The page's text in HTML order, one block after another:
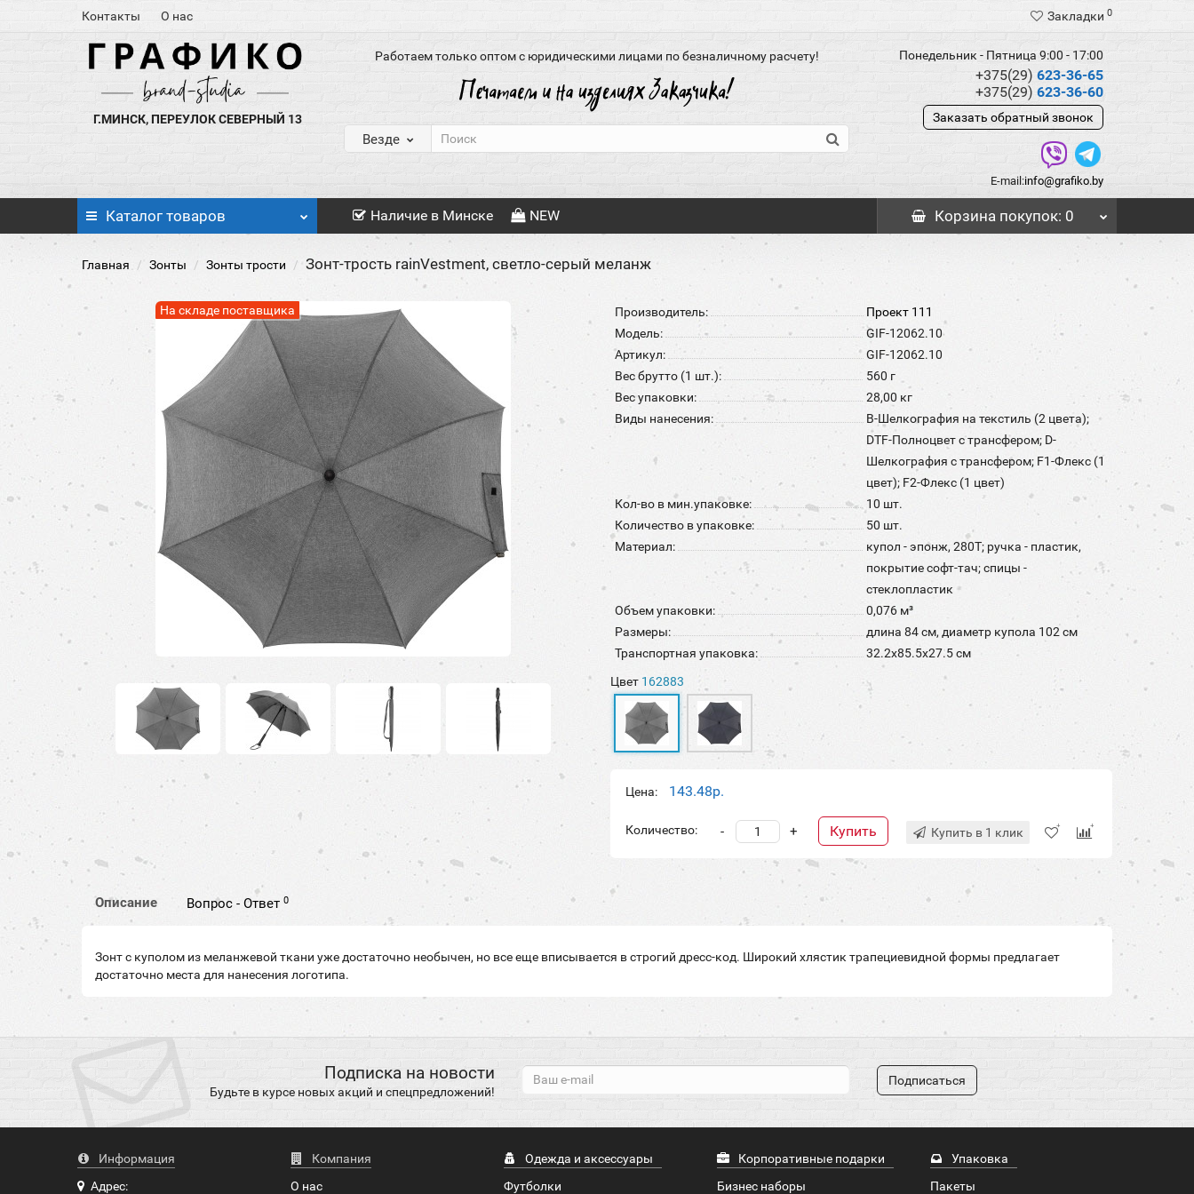
Контакты О нас Закладки 0
Г.МИНСК, ПЕРЕУЛОК СЕВЕРНЫЙ 13
Работаем только оптом с юридическими лицами по безналичному расчету!
Везде
Понедельник - Пятница 9:00 - 17:00
+375(29) 623-36-65
+375(29) 623-36-60
Заказать обратный звонок
E-mail:info@grafiko.by
Каталог товаров Наличие в Минске NEW Корзина покупок: 0
Главная Зонты Зонты трости Зонт-трость rainVestment, светло-серый меланж
На складе поставщика Производитель:
Проект 111
Модель:
GIF-12062.10
Артикул:
GIF-12062.10
Вес брутто (1 шт.):
560 г
Вес упаковки:
28,00 кг
Виды нанесения:
B-Шелкография на текстиль (2 цвета);
DTF-Полноцвет с трансфером; D-
Шелкография с трансфером; F1-Флекс (1
цвет); F2-Флекс (1 цвет)
Кол-во в мин.упаковке:
10 шт.
Количество в упаковке:
50 шт.
Материал:
купол - эпонж, 280T; ручка - пластик,
покрытие софт-тач; спицы -
стеклопластик
Объем упаковки:
0,076 м³
Размеры:
длина 84 см, диаметр купола 102 см
Транспортная упаковка:
32.2x85.5x27.5 см
Цвет 162883
Цена: 143.48р.
Количество: +
- Купить Купить в 1 клик
Описание Вопрос - Ответ0
Зонт с куполом из меланжевой ткани уже достаточно необычен, но все еще вписывается в строгий дресс-код. Широкий хлястик трапециевидной формы предлагает
достаточно места для нанесения логотипа.
Подписка на новости
Будьте в курсе новых акций и спецпредложений!
Подписаться
Информация
Адрес:
Компания
О нас
Одежда и аксессуары
Футболки
Корпоративные подарки
Бизнес наборы
Упаковка
Пакеты